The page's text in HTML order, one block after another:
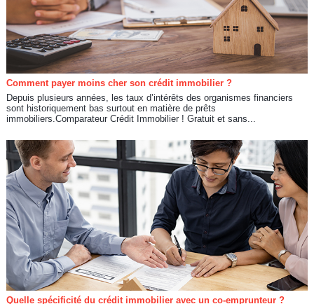
Comment payer moins cher son crédit immobilier ?
Depuis plusieurs années, les taux d’intérêts des organismes financiers
sont historiquement bas surtout en matière de prêts
immobiliers.Comparateur Crédit Immobilier ! Gratuit et sans...
Quelle spécificité du crédit immobilier avec un co-emprunteur ?